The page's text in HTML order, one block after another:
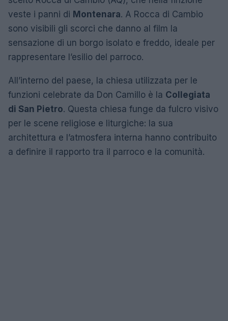
veste i panni di Montenara. A Rocca di Cambio
sono visibili gli scorci che danno al film la
sensazione di un borgo isolato e freddo, ideale per
rappresentare l’esilio del parroco.
All’interno del paese, la chiesa utilizzata per le
funzioni celebrate da Don Camillo è la Collegiata
di San Pietro. Questa chiesa funge da fulcro visivo
per le scene religiose e liturgiche: la sua
architettura e l’atmosfera interna hanno contribuito
a definire il rapporto tra il parroco e la comunità.